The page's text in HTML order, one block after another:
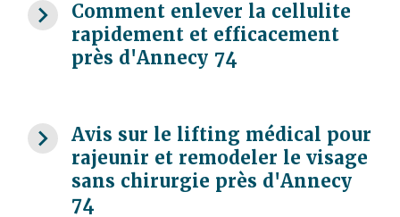
navigate_next
Comment enlever la cellulite
rapidement et efficacement
près d'Annecy 74
navigate_next Avis sur le lifting médical pour
rajeunir et remodeler le visage
sans chirurgie près d'Annecy
74